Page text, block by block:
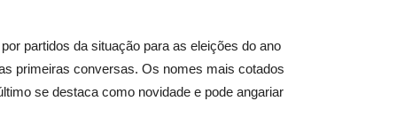
partidos da situação para as eleições do ano
primeiras conversas. Os nomes mais cotados
se destaca como novidade e pode angariar